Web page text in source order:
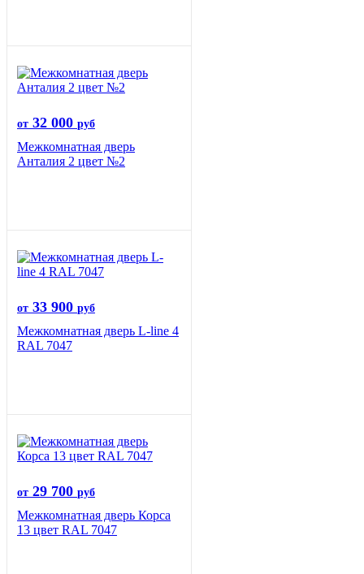
от 32 000 руб
Межкомнатная дверь
Анталия 2 цвет №2
от 33 900 руб
Межкомнатная дверь L-line 4
RAL 7047
от 29 700 руб
Межкомнатная дверь Корса
13 цвет RAL 7047